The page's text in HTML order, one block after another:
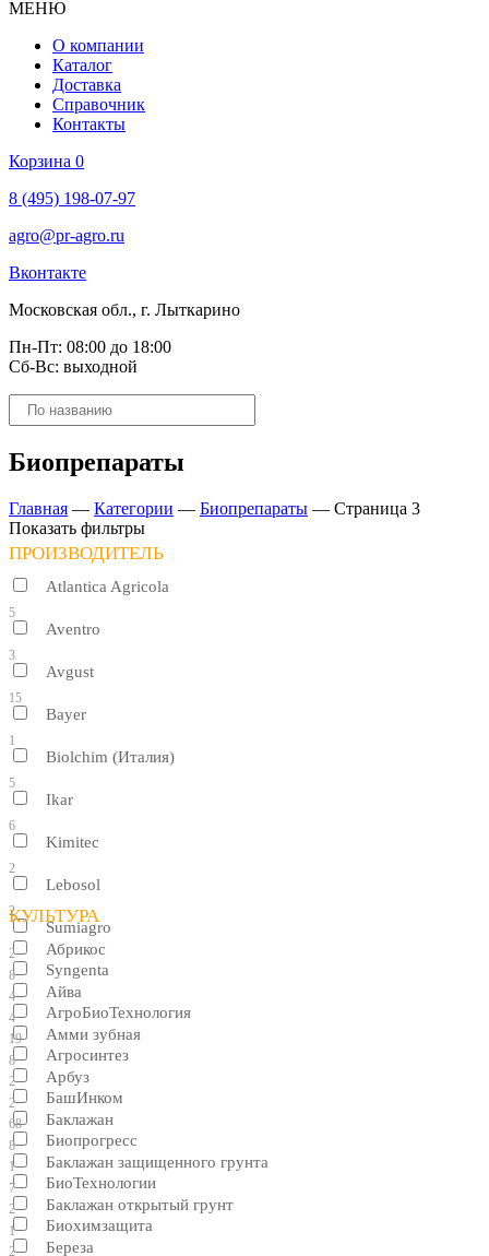
МЕНЮ
О компании
Каталог
Доставка
Справочник
Контакты
Корзина 0
8 (495) 198-07-97
agro@pr-agro.ru
Вконтакте
Московская обл., г. Лыткарино
Пн-Пт: 08:00 до 18:00
Сб-Вс: выходной
Поиск
товаров
Биопрепараты
Главная — Категории — Биопрепараты — Страница 3
Показать фильтры
ПРОИЗВОДИТЕЛЬ
Atlantica Agricola
5
Aventro
3
Avgust
15
Bayer
1
Biolchim (Италия)
5
Ikar
6
Kimitec
2
Lebosol
2
Sumiagro
2
Syngenta
4
АгроБиоТехнология
19
Агросинтез
2
БашИнком
68
Биопрогресс
1
БиоТехнологии
2
Биохимзащита
2
КУЛЬТУРА
Абрикос
8
Айва
4
Амми зубная
8
Арбуз
2
Баклажан
8
Баклажан защищенного грунта
7
Баклажан открытый грунт
1
Береза